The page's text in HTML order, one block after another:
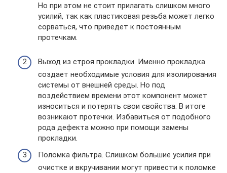
Но при этом не стоит прилагать слишком много
усилий, так как пластиковая резьба может легко
сорваться, что приведет к постоянным
протечкам.
Выход из строя прокладки. Именно прокладка
создает необходимые условия для изолирования
системы от внешней среды. Но под
воздействием времени этот компонент может
износиться и потерять свои свойства. В итоге
возникают протечки. Избавиться от подобного
рода дефекта можно при помощи замены
прокладки.
Поломка фильтра. Слишком большие усилия при
очистке и вкручивании могут привести к поломке